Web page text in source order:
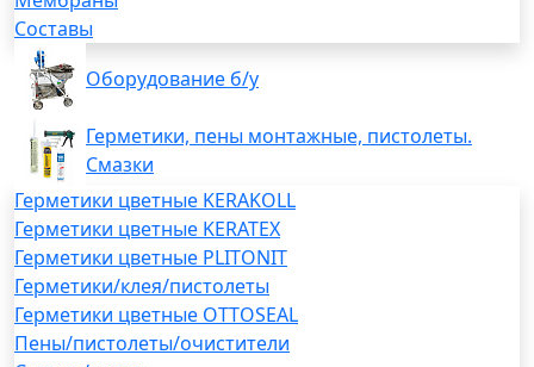
Составы
Оборудование б/у
Герметики, пены монтажные, пистолеты.
Смазки
Герметики цветные KERAKOLL
Герметики цветные KERATEX
Герметики цветные PLITONIT
Герметики/клея/пистолеты
Герметики цветные OTTOSEAL
Пены/пистолеты/очистители